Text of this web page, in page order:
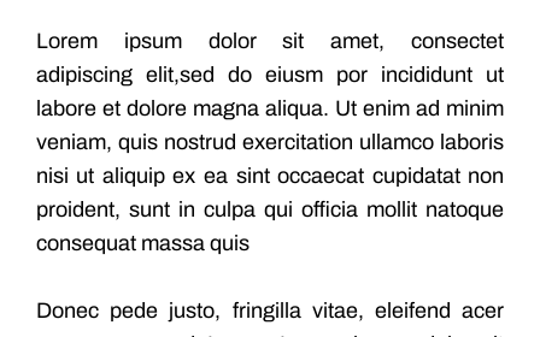
Lorem ipsum dolor sit amet, consectet
adipiscing elit,sed do eiusm por incididunt ut
labore et dolore magna aliqua. Ut enim ad minim
veniam, quis nostrud exercitation ullamco laboris
nisi ut aliquip ex ea sint occaecat cupidatat non
proident, sunt in culpa qui officia mollit natoque
consequat massa quis
Donec pede justo, fringilla vitae, eleifend acer